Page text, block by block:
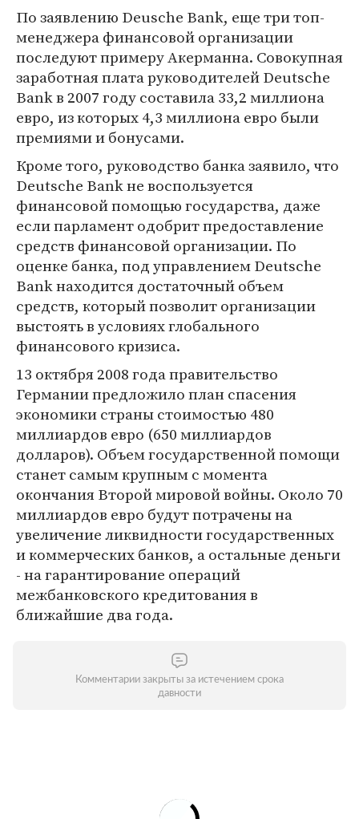
По заявлению Deusche Bank, еще три топ-
менеджера финансовой организации
последуют примеру Акерманна. Совокупная
заработная плата руководителей Deutsche
Bank в 2007 году составила 33,2 миллиона
евро, из которых 4,3 миллиона евро были
премиями и бонусами.
Кроме того, руководство банка заявило, что
Deutsche Bank не воспользуется
финансовой помощью государства, даже
если парламент одобрит предоставление
средств финансовой организации. По
оценке банка, под управлением Deutsche
Bank находится достаточный объем
средств, который позволит организации
выстоять в условиях глобального
финансового кризиса.
13 октября 2008 года правительство
Германии предложило план спасения
экономики страны стоимостью 480
миллиардов евро (650 миллиардов
долларов). Объем государственной помощи
станет самым крупным с момента
окончания Второй мировой войны. Около 70
миллиардов евро будут потрачены на
увеличение ликвидности государственных
и коммерческих банков, а остальные деньги
- на гарантирование операций
межбанковского кредитования в
ближайшие два года.
Комментарии закрыты за истечением срока
давности